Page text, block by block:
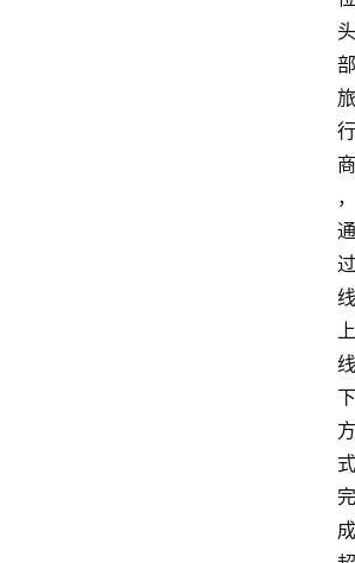
头
部
旅
行
商
，
通
过
线
上
线
下
方
式
完
成